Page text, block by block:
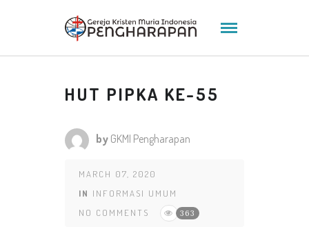
HUT PIPKA KE-55
by GKMI Pengharapan
MARCH 07, 2020
IN INFORMASI UMUM
NO COMMENTS
363